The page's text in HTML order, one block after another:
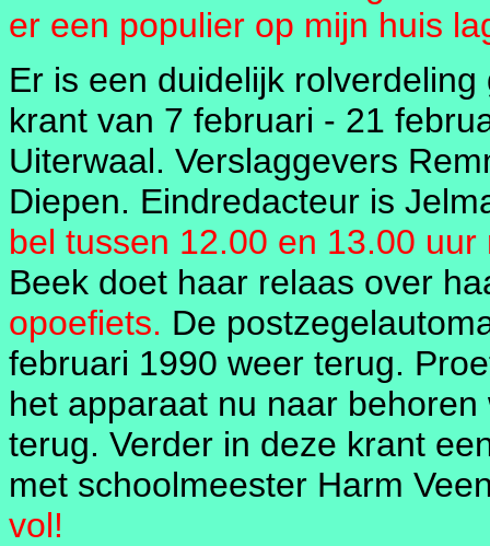
er een populier op mijn huis
Er is een duidelijk
krant van 7 februari - 21
Uiterwaal. Verslaggevers
Diepen. Eindredacteur is
bel tussen 12.00 en 13.00
Beek doet haar relaas over
opoefiets. De
februari 1990 weer terug.
het apparaat nu naar
terug. Verder in deze krant
met schoolmeester Harm
vol!